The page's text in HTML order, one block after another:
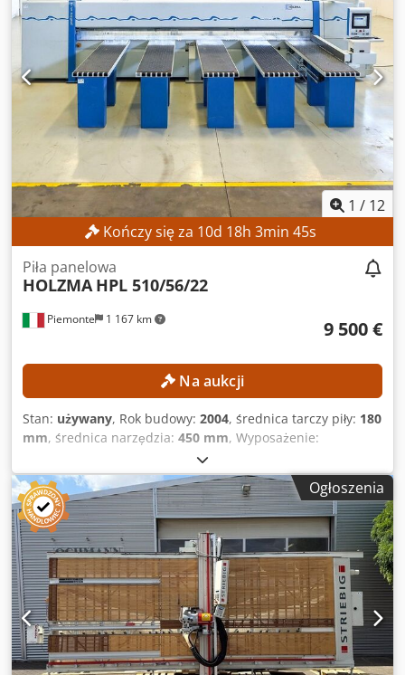
1 / 12
Kończy się za 10d 18h 3min 43s
Piemonte 1 167 km
Piła panelowa
HOLZMA HPL 510/56/22
9 500 €
Na aukcji
Stan: używany, Rok budowy: 2004, średnica tarczy piły: 180
mm, średnica narzędzia: 450 mm, Wyposażenie:
, DANE TECHNICZNE Wózek piły Maksymalne
wystawanie tarczy piły: 125 mm Liczba chwytaków: 11
Maksymalna prędkość posuwu: 80 m/min Maksymalna
średnica narzędzia: 450 mm Moc silnika: 21 kW Urządzenie
do wstępnego cięcia Maksymalna średnica tarczy piły: 180
mm Moc silnika: 2,2 kW Maksymalna prędkość posuwu:
150 m/min WYPOSAŻENIE Stół podnoszony Urządzenie do
wstępnego cięcia Drukarka etykiet z kodem kreskowym
Dcsdpfszmtm Usx Aiqok Maszyna jest sprzedawana i
dostarczana w stanie faktycznym i prawnym, „w takim
stanie, w jakim się znajduje”, na podstawie dokumentacji
fotograficznej oraz dokumentów technicznych/handlowych
Ogłoszenia